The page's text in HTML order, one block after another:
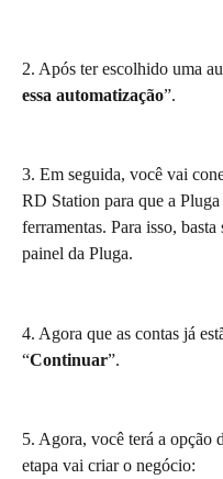
2. Após ter escolhido uma
essa automatização”.
3. Em seguida, você vai
RD Station para que a
ferramentas. Para isso,
painel da Pluga.
4. Agora que as contas já
“Continuar”.
5. Agora, você terá a opção
etapa vai criar o negócio: